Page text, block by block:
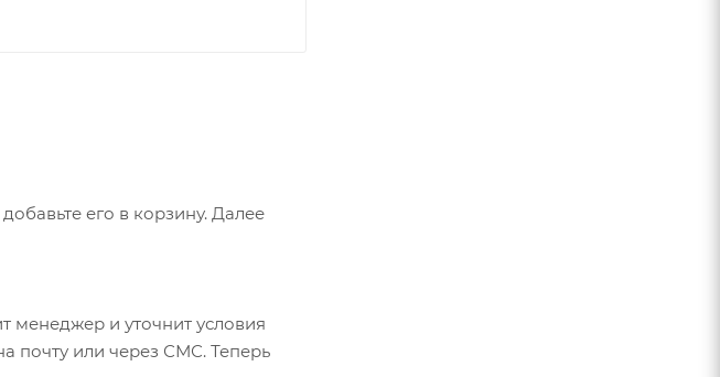
его в корзину. Далее
менеджер и уточнит условия
почту или через СМС. Теперь